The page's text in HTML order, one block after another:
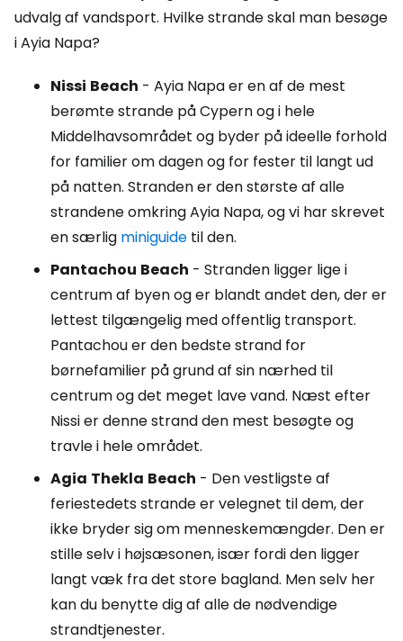
udvalg af vandsport. Hvilke strande skal man besøge
i Ayia Napa?
Nissi Beach - Ayia Napa er en af de mest
berømte strande på Cypern og i hele
Middelhavsområdet og byder på ideelle forhold
for familier om dagen og for fester til langt ud
på natten. Stranden er den største af alle
strandene omkring Ayia Napa, og vi har skrevet
en særlig miniguide til den.
Pantachou Beach - Stranden ligger lige i
centrum af byen og er blandt andet den, der er
lettest tilgængelig med offentlig transport.
Pantachou er den bedste strand for
børnefamilier på grund af sin nærhed til
centrum og det meget lave vand. Næst efter
Nissi er denne strand den mest besøgte og
travle i hele området.
Agia Thekla Beach - Den vestligste af
feriestedets strande er velegnet til dem, der
ikke bryder sig om menneskemængder. Den er
stille selv i højsæsonen, især fordi den ligger
langt væk fra det store bagland. Men selv her
kan du benytte dig af alle de nødvendige
strandtjenester.